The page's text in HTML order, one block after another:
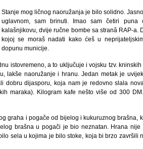
Stanje mog ličnog naoružanja je bilo solidno.
uglavnom, sam brinuti. Imao sam četiri
kalašnjikovu, dvije ručne bombe sa stranâ RAP-a.
kojoj se moraš nadati kako ćeš u
dopunu municije.
istovremeno, a to uključuje i vojsku tzv.
lakše naoružanje i hranu. Jedan metak je
dobru dijasporu, koja nam je redovno slala
maraka). Kilogram kafe nešto više od 300
graha i pogače od bijelog i kukuruznog brašna,
brašna u pogači je bio neznatan. Hrana
sela u kojima je bilo stoke, koja bi brzo završili